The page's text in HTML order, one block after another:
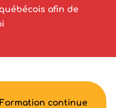
afin de
continue